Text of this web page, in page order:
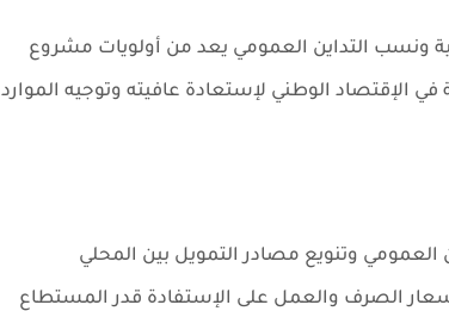
ونسب التداين العمومي يعد من أولويات مشروع
الثقة في الإقتصاد الوطني لإستعادة عافيته وتوجيه الموارد
وتنويع مصادر التمويل بين المحلي
أسعار الصرف والعمل على الإستفادة قدر المستطاع